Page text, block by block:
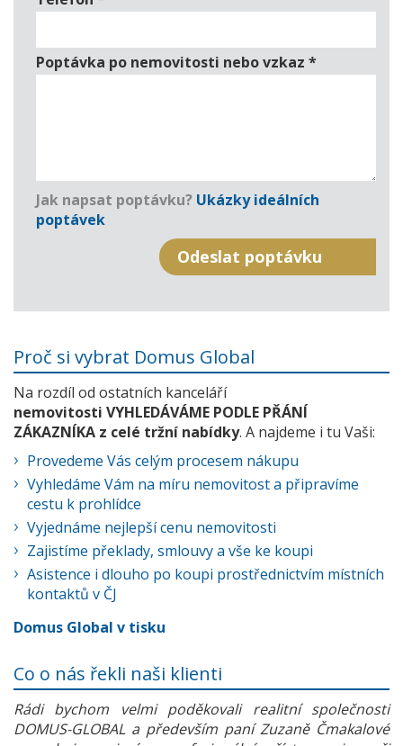
Poptávka po nemovitosti nebo vzkaz *
Jak napsat poptávku? Ukázky ideálních
poptávek
Proč si vybrat Domus Global
Na rozdíl od ostatních kanceláří
nemovitosti VYHLEDÁVÁME PODLE PŘÁNÍ
ZÁKAZNÍKA z celé tržní nabídky. A najdeme i tu Vaši:
Provedeme Vás celým procesem nákupu
Vyhledáme Vám na míru nemovitost a připravíme
cestu k prohlídce
Vyjednáme nejlepší cenu nemovitosti
Zajistíme překlady, smlouvy a vše ke koupi
Asistence i dlouho po koupi prostřednictvím místních
kontaktů v ČJ
Domus Global v tisku
Co o nás řekli naši klienti
Rádi bychom velmi poděkovali realitní společnosti
DOMUS-GLOBAL a především paní Zuzaně Čmakalové